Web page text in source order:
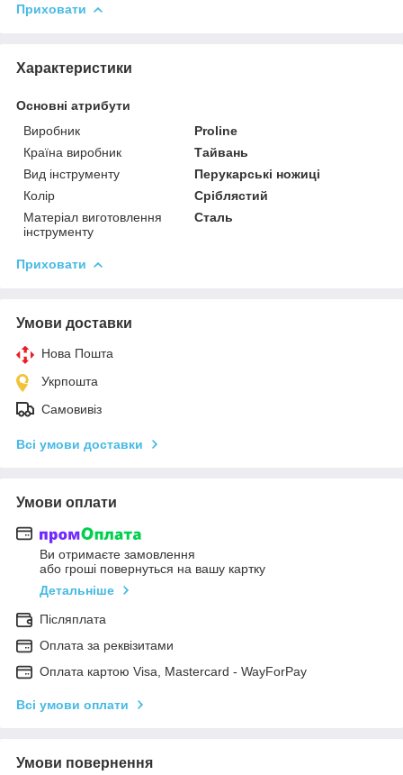
Приховати
Характеристики
Основні атрибути
Виробник
Proline
Країна виробник
Тайвань
Вид інструменту
Перукарські ножиці
Колір
Сріблястий
Матеріал виготовлення
інструменту
Сталь
Приховати
Умови доставки
Нова Пошта
Укрпошта
Самовивіз
Всі умови доставки
Умови оплати
Ви отримаєте замовлення
або гроші повернуться на вашу картку
Детальніше
Післяплата
Оплата за реквізитами
Оплата картою Visa, Mastercard - WayForPay
Всі умови оплати
Умови повернення